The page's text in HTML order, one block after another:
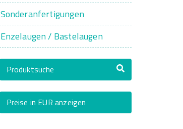
Sonderanfertigungen
Enzelaugen / Bastelaugen
Produktsuche
Preise in EUR anzeigen